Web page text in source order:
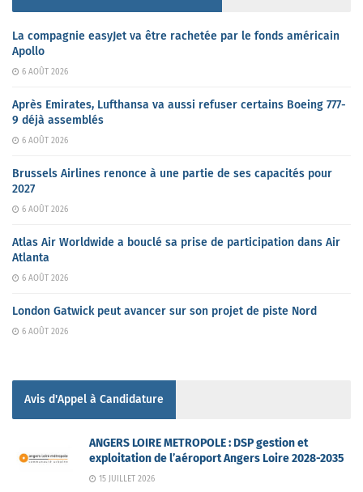
La compagnie easyJet va être rachetée par le fonds américain
Apollo
6 AOÛT 2026
Après Emirates, Lufthansa va aussi refuser certains Boeing 777-
9 déjà assemblés
6 AOÛT 2026
Brussels Airlines renonce à une partie de ses capacités pour
2027
6 AOÛT 2026
Atlas Air Worldwide a bouclé sa prise de participation dans Air
Atlanta
6 AOÛT 2026
London Gatwick peut avancer sur son projet de piste Nord
6 AOÛT 2026
Avis d'Appel à Candidature
ANGERS LOIRE METROPOLE : DSP gestion et
exploitation de l’aéroport Angers Loire 2028-2035
15 JUILLET 2026